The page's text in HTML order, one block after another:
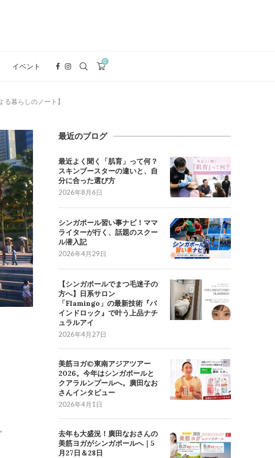
イベント
0
る暮らしのノート】
最近のブログ
最近よく聞く「肌育」って何？
スキンブースターの違いと、自
分に合った選び方
2026年8月6日
シンガポール習い事ナビ！ママ
ライターが行く、話題のスクー
ル潜入記
2026年4月29日
【シンガポールでまつ毛迷子の
方へ】日系サロン
「Flamingo」の最新技術『バ
インドロック』で叶う上品ナチ
ュラルアイ
2026年4月27日
美筋ヨガ©東南アジアツアー
2026。今年はシンガポールと
クアラルンプールへ。廣田なお
さんインタビュー
2026年4月1日
去年も大盛況！廣田なおさんの
美筋ヨガがシンガポールへ｜5
月27日＆28日